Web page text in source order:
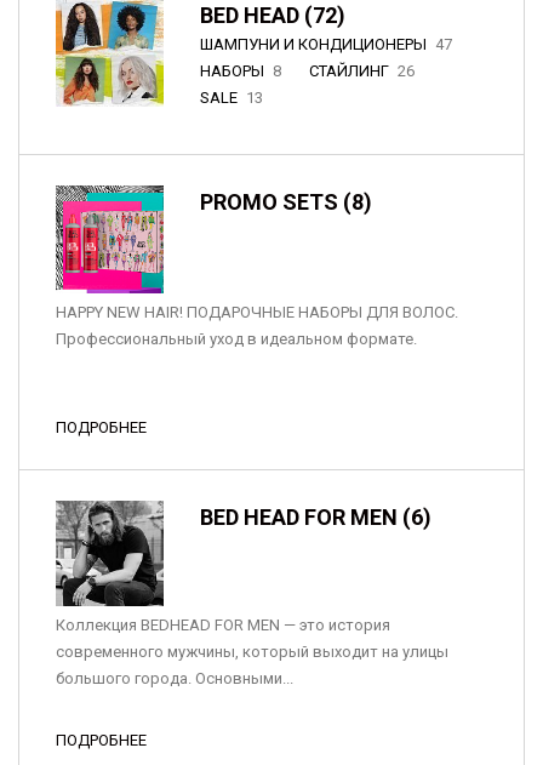
BED HEAD (72)
ШАМПУНИ И КОНДИЦИОНЕРЫ 47
НАБОРЫ 8 СТАЙЛИНГ 26
SALE 13
PROMO SETS (8)
HAPPY NEW HAIR! ПОДАРОЧНЫЕ НАБОРЫ ДЛЯ ВОЛОС.
Профессиональный уход в идеальном формате.
ПОДРОБНЕЕ
BED HEAD FOR MEN (6)
Коллекция BEDHEAD FOR MEN — это история
современного мужчины, который выходит на улицы
большого города. Основными...
ПОДРОБНЕЕ